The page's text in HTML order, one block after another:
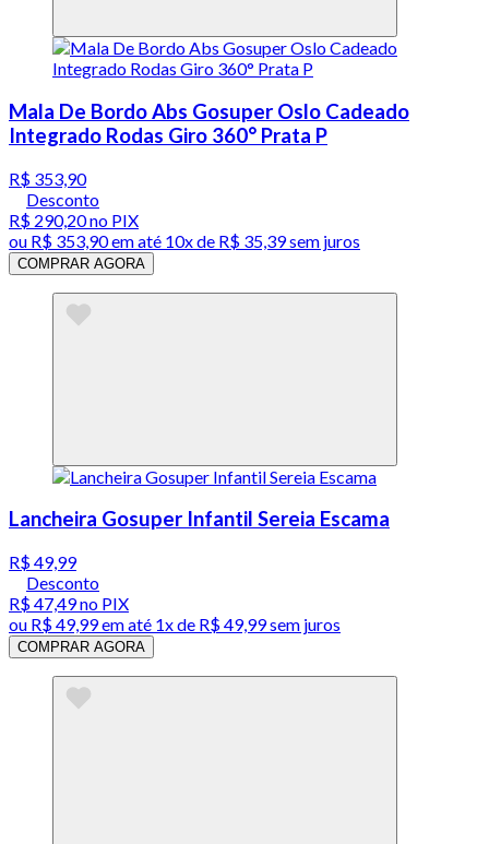
Mala De Bordo Abs Gosuper Oslo Cadeado
Integrado Rodas Giro 360° Prata P
R$ 353,90
Desconto
R$ 290,20no PIX
ou R$ 353,90em até 10x de R$ 35,39 sem juros
COMPRAR AGORA
Lancheira Gosuper Infantil Sereia Escama
R$ 49,99
Desconto
R$ 47,49no PIX
ou R$ 49,99em até 1x de R$ 49,99sem juros
COMPRAR AGORA